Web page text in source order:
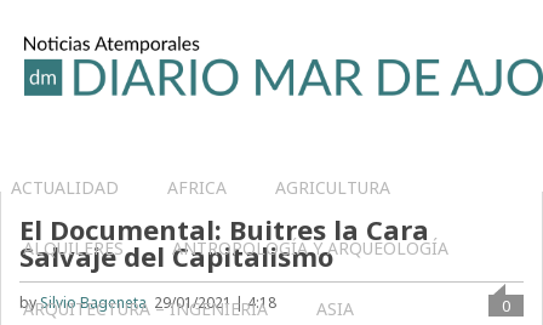
ACTUALIDAD AFRICA AGRICULTURA
ALQUILERES ANTROPOLOGÍA Y ARQUEOLOGÍA
ARQUITECTURA – INGENIERIA ASIA
El Documental: Buitres la Cara
Salvaje del Capitalismo
bySilvio Bageneta 29/01/2021 | 4:18
0